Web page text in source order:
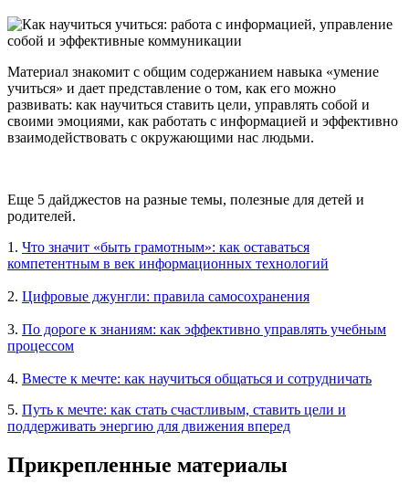
Материал знакомит с общим содержанием навыка «умение
учиться» и дает представление о том, как его можно
развивать: как научиться ставить цели, управлять собой и
своими эмоциями, как работать с информацией и эффективно
взаимодействовать с окружающими нас людьми.
Еще 5 дайджестов на разные темы, полезные для детей и
родителей.
1. Что значит «быть грамотным»: как оставаться
компетентным в век информационных технологий
2. Цифровые джунгли: правила самосохранения
3. По дороге к знаниям: как эффективно управлять учебным
процессом
4. Вместе к мечте: как научиться общаться и сотрудничать
5. Путь к мечте: как стать счастливым, ставить цели и
поддерживать энергию для движения вперед
Прикрепленные материалы